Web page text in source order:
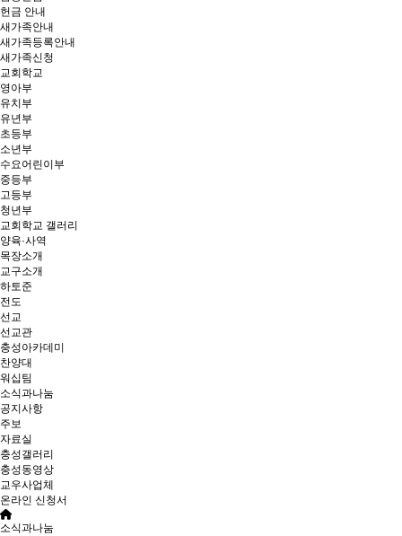
헌금 안내
새가족안내
새가족등록안내
새가족신청
교회학교
영아부
유치부
유년부
초등부
소년부
수요어린이부
중등부
고등부
청년부
교회학교 갤러리
양육·사역
목장소개
교구소개
하토준
전도
선교
선교관
충성아카데미
찬양대
워십팀
소식과나눔
공지사항
주보
자료실
충성갤러리
충성동영상
교우사업체
온라인 신청서
소식과나눔